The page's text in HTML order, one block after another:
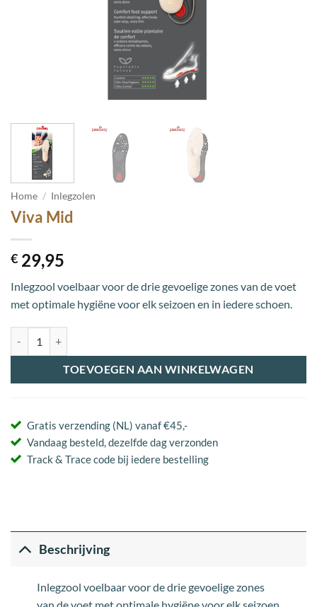
Home / Inlegzolen
Viva Mid
€ 29,95
Inlegzool voelbaar voor de drie gevoelige zones van de voet
met optimale hygiëne voor elk seizoen en in iedere schoen.
TOEVOEGEN AAN WINKELWAGEN
Gratis verzending (NL) vanaf €45,-
Vandaag besteld, dezelfde dag verzonden
Track & Trace code bij iedere bestelling
Beschrijving
Inlegzool voelbaar voor de drie gevoelige zones